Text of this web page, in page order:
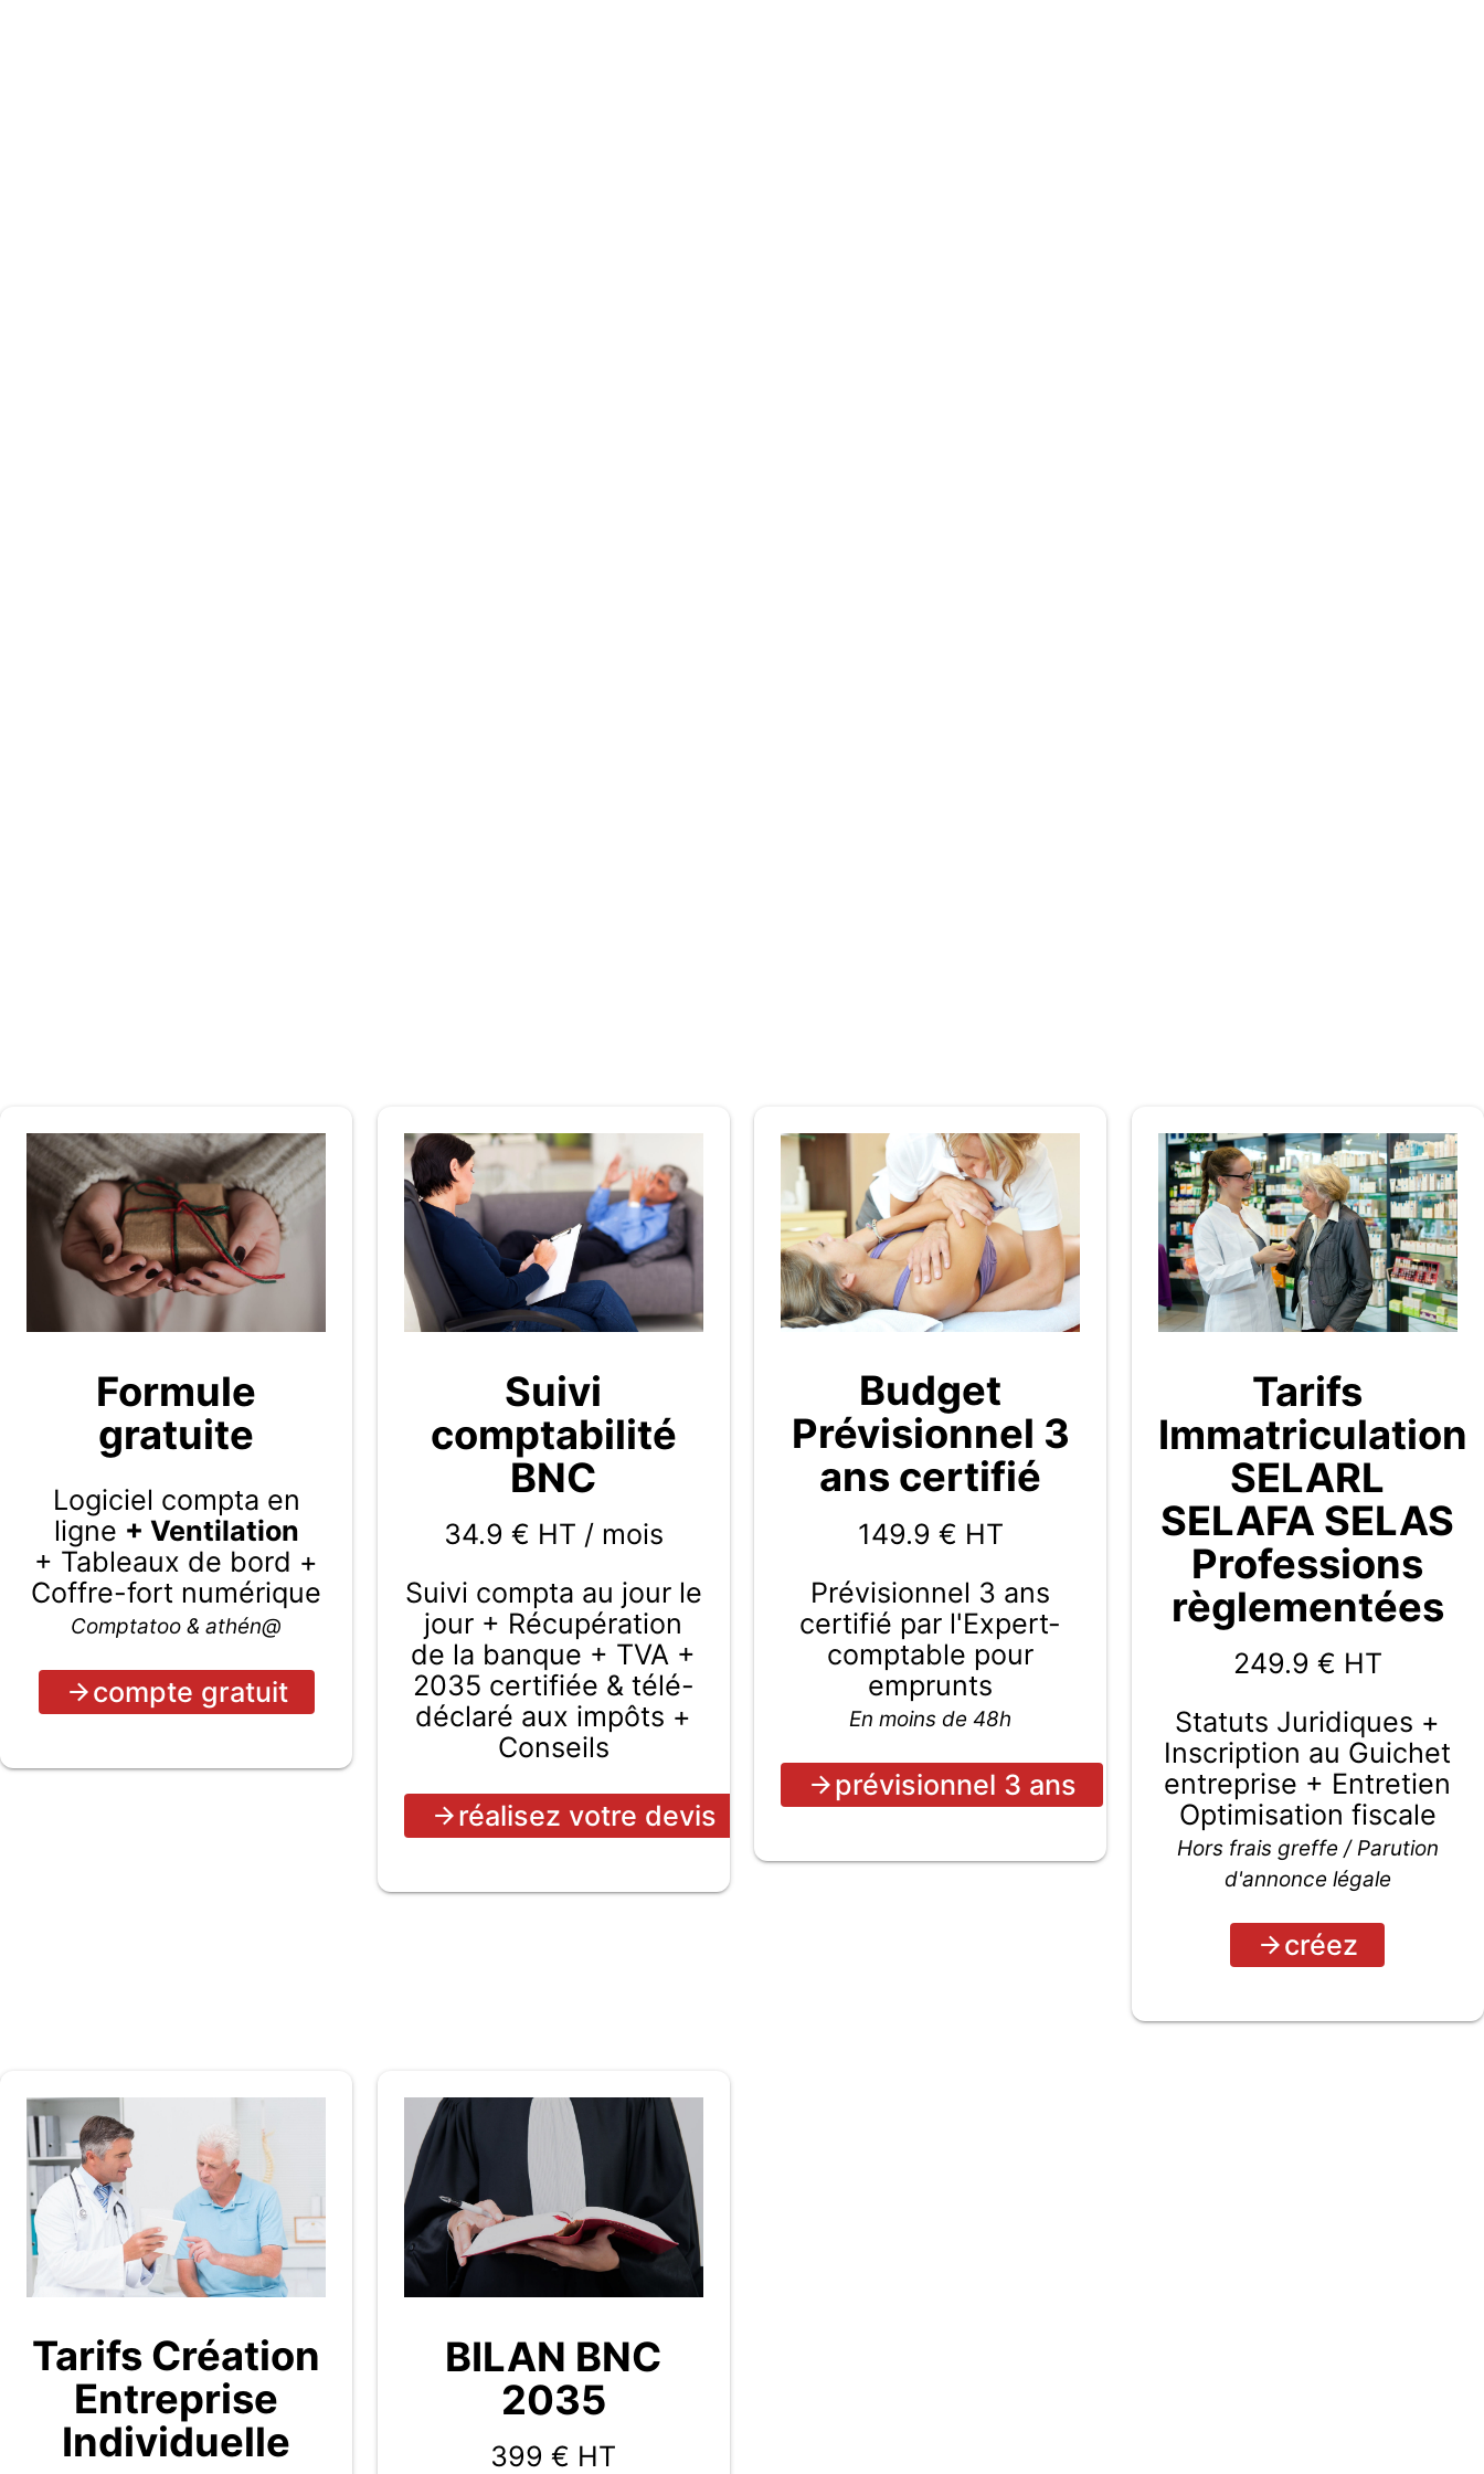
Formule
gratuite
Logiciel compta en
ligne + Ventilation
+ Tableaux de bord +
Coffre-fort numérique
Comptatoo & athén@
compte gratuit
Suivi
comptabilité
BNC
34.9 € HT / mois
Suivi compta au jour le
jour + Récupération
de la banque + TVA +
2035 certifiée & télé-
déclaré aux impôts +
Conseils
réalisez votre devis
Budget
Prévisionnel 3
ans certifié
149.9 € HT
Prévisionnel 3 ans
certifié par l'Expert-
comptable pour
emprunts
En moins de 48h
prévisionnel 3 ans
Tarifs
Immatriculation
SELARL
SELAFA SELAS
Professions
règlementées
249.9 € HT
Statuts Juridiques +
Inscription au Guichet
entreprise + Entretien
Optimisation fiscale
Hors frais greffe / Parution
d'annonce légale
créez
Tarifs Création
Entreprise
Individuelle
BILAN BNC
2035
399 € HT